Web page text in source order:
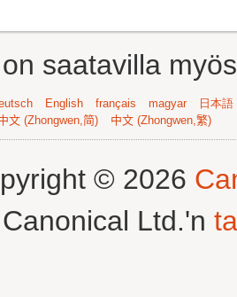
saatavilla
English français magyar
日本
文 (Zhongwen,简) 中文 (Zhongwen,繁)
© 2026
Ltd.'n